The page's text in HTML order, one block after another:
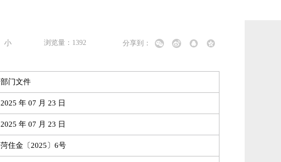
小 浏览量： 1392 分享到：
部门文件
2025 年 07 月 23 日
2025 年 07 月 23 日
菏住金〔2025〕6号